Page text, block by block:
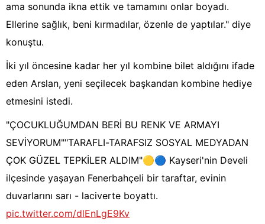
ama sonunda ikna ettik ve tamamını onlar boyadı.
Ellerine sağlık, beni kırmadılar, özenle de yaptılar." diye
konuştu.
İki yıl öncesine kadar her yıl kombine bilet aldığını ifade
eden Arslan, yeni seçilecek başkandan kombine hediye
etmesini istedi.
"ÇOCUKLUĞUMDAN BERİ BU RENK VE ARMAYI
SEVİYORUM""TARAFLI-TARAFSIZ SOSYAL MEDYADAN
ÇOK GÜZEL TEPKİLER ALDIM"🟡🔵 Kayseri'nin Develi
ilçesinde yaşayan Fenerbahçeli bir taraftar, evinin
duvarlarını sarı - laciverte boyattı.
pic.twitter.com/dlEnLgE9Kv